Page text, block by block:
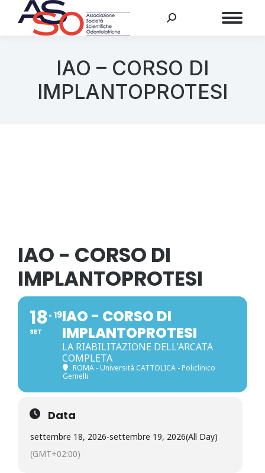
IAO – CORSO DI
IMPLANTOPROTESI
IAO - CORSO DI
IMPLANTOPROTESI
18
SET
19IAO - CORSO DI
IMPLANTOPROTESI
LA RIABILITAZIONE DELL'ARCATA
COMPLETA
ROMA - Università CATTOLICA - Policlinico
Gemelli
Data
settembre 18, 2026-settembre 19, 2026(All Day)
(GMT+02:00)